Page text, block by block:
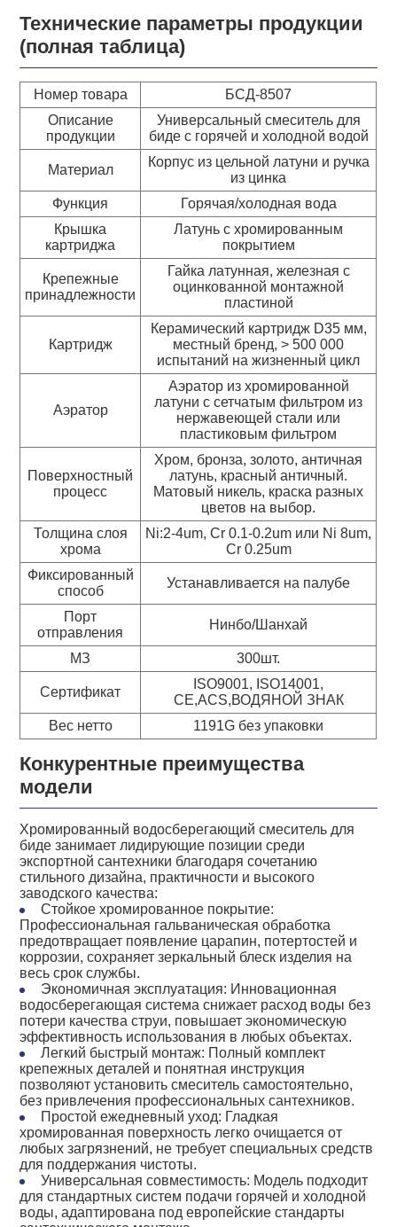
Технические параметры продукции
(полная таблица)
Номер товара
БСД-8507
Описание
продукции
Универсальный смеситель для
биде с горячей и холодной водой
Материал
Корпус из цельной латуни и ручка
из цинка
Функция
Горячая/холодная вода
Крышка
картриджа
Латунь с хромированным
покрытием
Крепежные
принадлежности
Гайка латунная, железная с
оцинкованной монтажной
пластиной
Картридж
Керамический картридж D35 мм,
местный бренд, > 500 000
испытаний на жизненный цикл
Аэратор
Аэратор из хромированной
латуни с сетчатым фильтром из
нержавеющей стали или
пластиковым фильтром
Поверхностный
процесс
Хром, бронза, золото, античная
латунь, красный античный.
Матовый никель, краска разных
цветов на выбор.
Толщина слоя
хрома
Ni:2-4um, Cr 0.1-0.2um или Ni 8um,
Cr 0.25um
Фиксированный
способ
Устанавливается на палубе
Порт
отправления
Нинбо/Шанхай
МЗ 300шт.
Сертификат
ISO9001, ISO14001,
CE,ACS,ВОДЯНОЙ ЗНАК
Вес нетто
1191G без упаковки
Конкурентные преимущества
модели
Хромированный водосберегающий смеситель для
биде занимает лидирующие позиции среди
экспортной сантехники благодаря сочетанию
стильного дизайна, практичности и высокого
заводского качества:
Стойкое хромированное покрытие:
Профессиональная гальваническая обработка
предотвращает появление царапин, потертостей и
коррозии, сохраняет зеркальный блеск изделия на
весь срок службы.
Экономичная эксплуатация: Инновационная
водосберегающая система снижает расход воды без
потери качества струи, повышает экономическую
эффективность использования в любых объектах.
Легкий быстрый монтаж: Полный комплект
крепежных деталей и понятная инструкция
позволяют установить смеситель самостоятельно,
без привлечения профессиональных сантехников.
Простой ежедневный уход: Гладкая
хромированная поверхность легко очищается от
любых загрязнений, не требует специальных средств
для поддержания чистоты.
Универсальная совместимость: Модель подходит
для стандартных систем подачи горячей и холодной
воды, адаптирована под европейские стандарты